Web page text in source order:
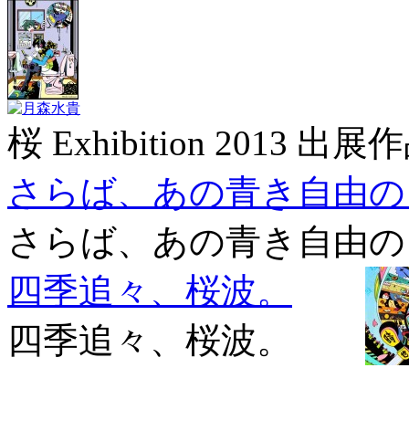
桜 Exhibition 2013 出展
さらば、あの青き自由
さらば、あの青き自由
四季追々、桜波。
四季追々、桜波。